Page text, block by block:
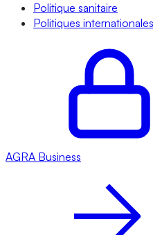
Politique sanitaire
Politiques internationales
AGRA Business